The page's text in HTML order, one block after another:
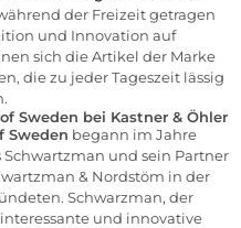
der Freizeit getragen
und Innovation auf
sich die Artikel der Marke
die zu jeder Tageszeit lässig
Sweden bei Kastner & Öhler
Sweden begann im Jahre
Schwartzman und sein Partner
& Nordstöm in der
Schwarzman, der
und innovative